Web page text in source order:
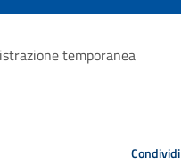
temporanea
Condividi